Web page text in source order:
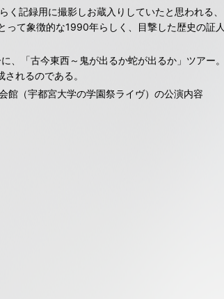
記録用に撮影しお蔵入りしていたと思われる、
て象徴的な1990年らしく、目撃した歴史の証人
「古今東西～鬼が出るか蛇が出るか」ツアー。
れるのである。
（宇都宮大学の学園祭ライヴ）の公演内容